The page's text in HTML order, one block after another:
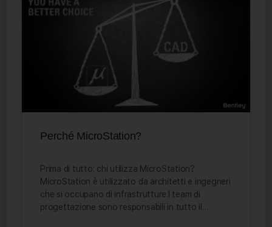
Perché MicroStation?
Prima di tutto: chi utilizza MicroStation?
MicroStation è utilizzato da architetti e ingegneri
che si occupano di infrastrutture.I team di
progettazione sono responsabili in tutto il…